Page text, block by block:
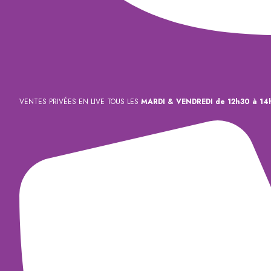
VENTES PRIVÉES EN LIVE TOUS LES MARDI & VENDREDI de 12h30 à